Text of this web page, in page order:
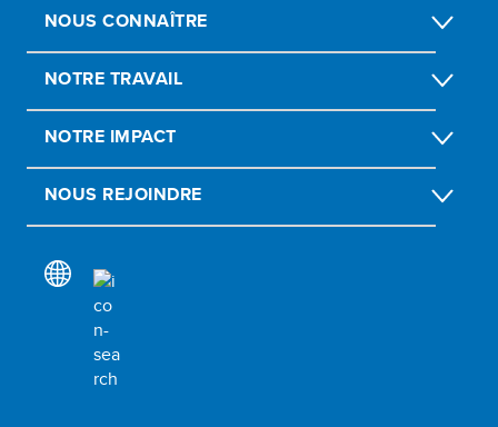
NOUS CONNAÎTRE
NOTRE TRAVAIL
NOTRE IMPACT
NOUS REJOINDRE